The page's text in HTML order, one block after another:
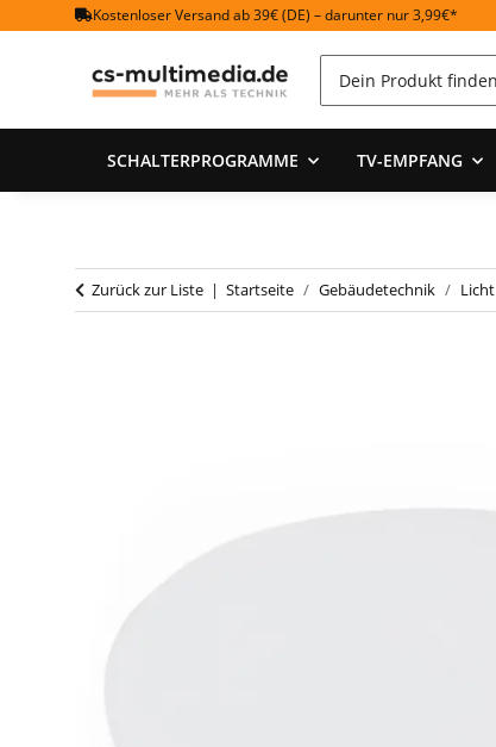
Kostenloser Versand ab 39€ (DE) – darunter nur 3,99€*
SCHALTERPROGRAMME TV-EMPFANG
Zurück zur Liste Startseite Gebäudetechnik Licht